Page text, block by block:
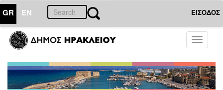
GR EN ΕΙΣΟΔΟΣ
Toggle
ΔΗΜΟΣ
Δελτία
Τύπου